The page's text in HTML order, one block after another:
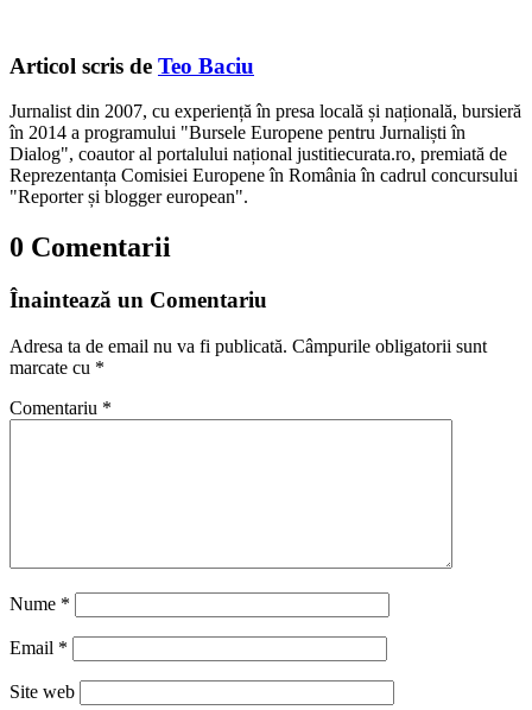
Articol scris de Teo Baciu
Jurnalist din 2007, cu experiență în presa locală și națională, bursieră
în 2014 a programului "Bursele Europene pentru Jurnaliști în
Dialog", coautor al portalului național justitiecurata.ro, premiată de
Reprezentanța Comisiei Europene în România în cadrul concursului
"Reporter și blogger european".
0 Comentarii
Înaintează un Comentariu
Adresa ta de email nu va fi publicată. Câmpurile obligatorii sunt
marcate cu *
Comentariu *
Nume *
Email *
Site web